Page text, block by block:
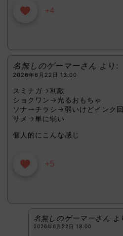
+4
名無しのゲーマーさん より:
2026年6月22日 13:00
スミナガ→利敵
ショクワン→光るおもちゃ
ソナーチラシ→弱いけどインク
サメ→単に弱い
個人的にこんな感じ
+5
名無しのゲーマーさん よ
2026年6月22日 18:00